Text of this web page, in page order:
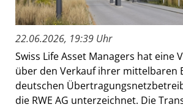
22.06.2026, 19:39 Uhr
Swiss Life Asset Managers hat eine
über den Verkauf ihrer mittelbaren
deutschen
die RWE AG unterzeichnet. Die